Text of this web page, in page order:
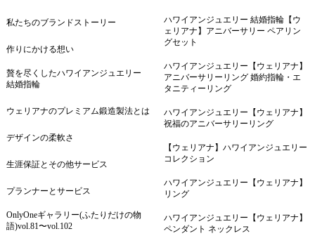
私たちのブランドストーリー
作りにかける想い
贅を尽くしたハワイアンジュエリー
結婚指輪
ウェリアナのプレミアム鍛造製法とは
デザインの柔軟さ
生涯保証とその他サービス
プランナーとサービス
OnlyOneギャラリー(ふたりだけの物
語)vol.81〜vol.102
ハワイアンジュエリー 結婚指輪【ウ
ェリアナ】アニバーサリー ペアリン
グセット
ハワイアンジュエリー【ウェリアナ】
アニバーサリーリング 婚約指輪・エ
タニティーリング
ハワイアンジュエリー【ウェリアナ】
祝福のアニバーサリーリング
【ウェリアナ】ハワイアンジュエリー
コレクション
ハワイアンジュエリー【ウェリアナ】
リング
ハワイアンジュエリー【ウェリアナ】
ペンダント ネックレス